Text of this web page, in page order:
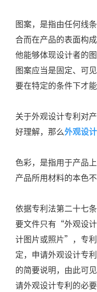
图案，是指由任何线
合而在产品的表面构
他能够体现设计者的
图案应当是固定、可
要在特定的条件下才能
关于外观设计专利对
好理解，那么外观设
色彩，是指用于产品
产品所用材料的本色
依据专利法第二十七条
要文件只有“外观设
计图片或照片”，专
定，申请外观设计专
的简要说明，由此可
请外观设计专利的必要